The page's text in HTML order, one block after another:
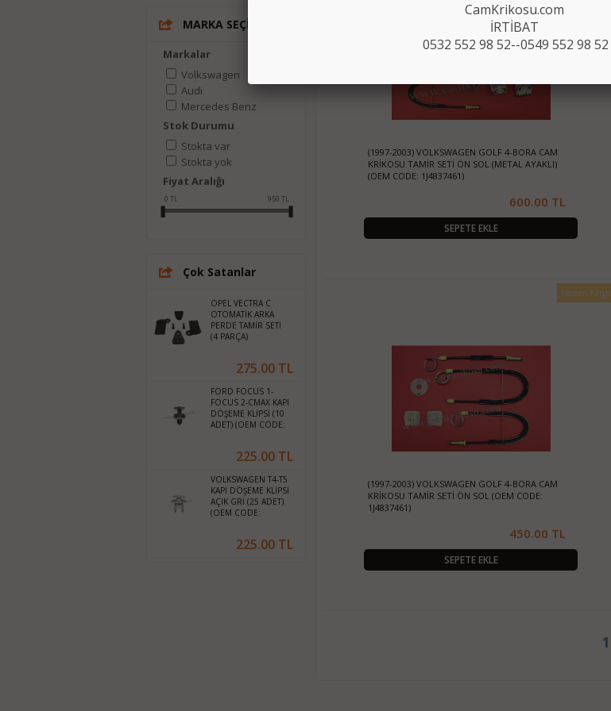
MARKA SEÇİN
Markalar
Volkswagen
Audi
Mercedes Benz
Stok Durumu
Stokta var
Stokta yok
Fiyat Aralığı
0 TL 950 TL
Çok Satanlar
OPEL VECTRA C
OTOMATİK ARKA
PERDE TAMİR SETİ
(4 PARÇA)
275.00 TL
FORD FOCUS 1-
FOCUS 2-CMAX KAPI
DÖŞEME KLİPSİ (10
ADET) (OEM CODE:
225.00 TL
VOLKSWAGEN T4-T5
KAPI DÖŞEME KLİPSİ
AÇIK GRİ (25 ADET)
(OEM CODE:
225.00 TL
(1997-2003) VOLKSWAGEN GOLF 4-BORA CAM
KRİKOSU TAMİR SETİ ÖN SOL (METAL AYAKLI)
(OEM CODE: 1J4837461)
600.00 TL
SEPETE EKLE
Hemen Kargo
(1997-2003) VOLKSWAGEN GOLF 4-BORA CAM
KRİKOSU TAMİR SETİ ÖN SOL (OEM CODE:
1J4837461)
450.00 TL
SEPETE EKLE
1
CamKrikosu.com
İRTİBAT
0532 552 98 52--0549 552 98 52